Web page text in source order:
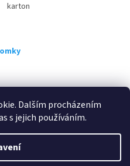
Dalším procházením
s jejich používáním.
karton
Shoptet